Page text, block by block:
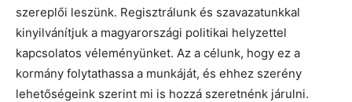
szereplői leszünk. Regisztrálunk és szavazatunkkal
kinyilvánítjuk a magyarországi politikai helyzettel
kapcsolatos véleményünket. Az a célunk, hogy ez a
kormány folytathassa a munkáját, és ehhez szerény
lehetőségeink szerint mi is hozzá szeretnénk járulni.